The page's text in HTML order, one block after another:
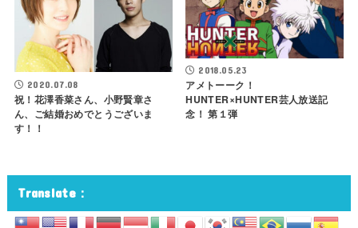
2020.07.08
祝！花澤香菜さん、小野賢章さ
ん、ご結婚おめでとうございま
す！！
2018.05.23
アメトーーク！
HUNTER×HUNTER芸人放送記
念！ 第１弾
Translate：